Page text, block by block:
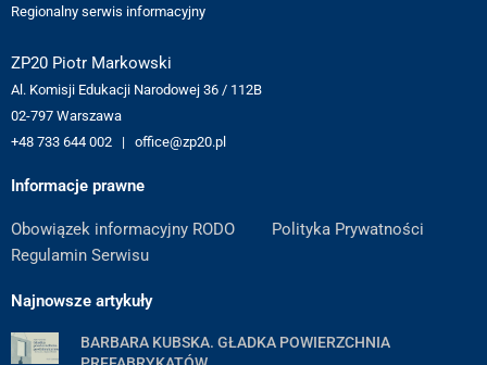
Regionalny serwis informacyjny
ZP20 Piotr Markowski
Al. Komisji Edukacji Narodowej 36 / 112B
02-797 Warszawa
+48 733 644 002 | office@zp20.pl
Informacje prawne
Obowiązek informacyjny RODO
Polityka Prywatności
Regulamin Serwisu
Najnowsze artykuły
BARBARA KUBSKA. GŁADKA POWIERZCHNIA